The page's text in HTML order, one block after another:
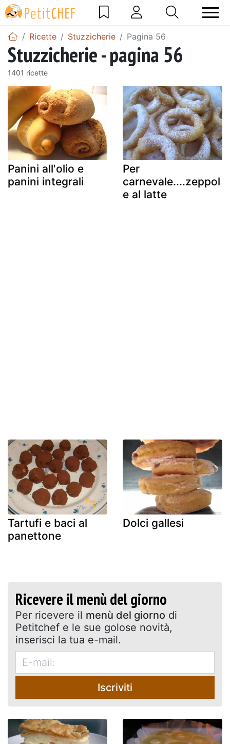
Ricette Stuzzicherie Pagina 56
Stuzzicherie - pagina 56
1401 ricette
Panini all'olio e
panini integrali
Per
carnevale....zeppol
e al latte
Tartufi e baci al
panettone
Dolci gallesi
Ricevere il menù del giorno
Per ricevere il menù del giorno di
Petitchef e le sue golose novità,
inserisci la tua e-mail.
Iscriviti